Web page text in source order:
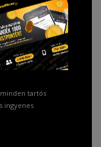
kódot
tartós
ingyenes